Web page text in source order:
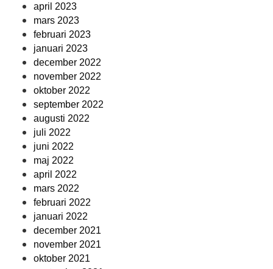
april 2023
mars 2023
februari 2023
januari 2023
december 2022
november 2022
oktober 2022
september 2022
augusti 2022
juli 2022
juni 2022
maj 2022
april 2022
mars 2022
februari 2022
januari 2022
december 2021
november 2021
oktober 2021